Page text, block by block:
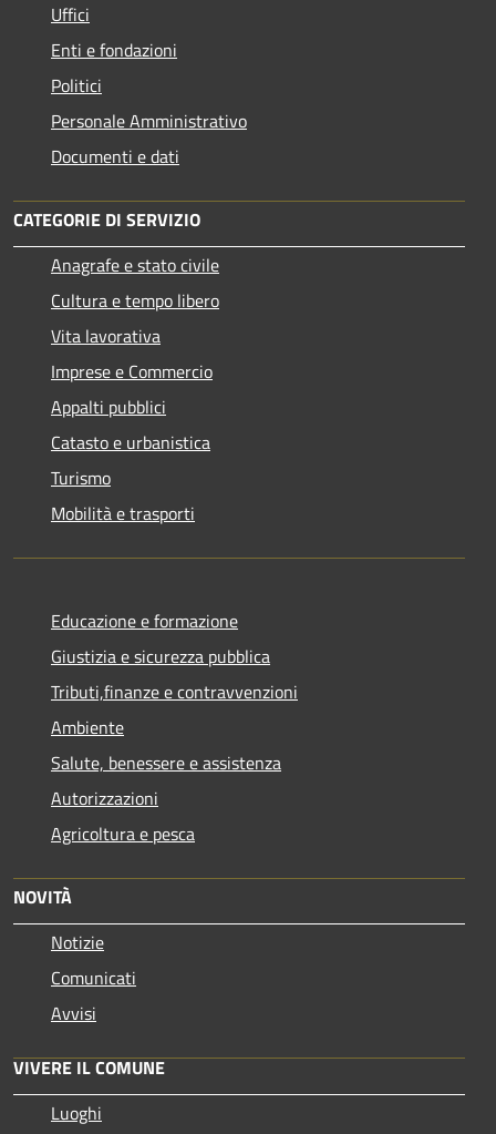
Uffici
Enti e fondazioni
Politici
Personale Amministrativo
Documenti e dati
CATEGORIE DI SERVIZIO
Anagrafe e stato civile
Cultura e tempo libero
Vita lavorativa
Imprese e Commercio
Appalti pubblici
Catasto e urbanistica
Turismo
Mobilità e trasporti
Educazione e formazione
Giustizia e sicurezza pubblica
Tributi,finanze e contravvenzioni
Ambiente
Salute, benessere e assistenza
Autorizzazioni
Agricoltura e pesca
NOVITÀ
Notizie
Comunicati
Avvisi
VIVERE IL COMUNE
Luoghi